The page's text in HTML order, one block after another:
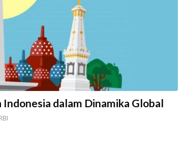
dalam Dinamika Global